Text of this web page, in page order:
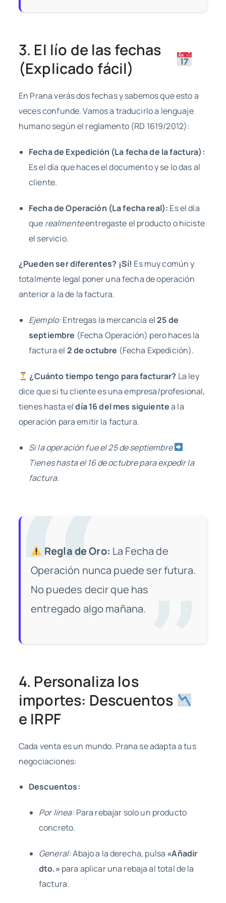
3. El lío de las fechas
(Explicado fácil)
En Prana verás dos fechas y sabemos que esto a
veces confunde. Vamos a traducirlo a lenguaje
humano según el reglamento (RD 1619/2012):
Fecha de Expedición (La fecha de la factura):
Es el día que haces el documento y se lo das al
cliente.
Fecha de Operación (La fecha real): Es el día
que realmenteentregaste el producto o hiciste
el servicio.
¿Pueden ser diferentes? ¡Sí! Es muy común y
totalmente legal poner una fecha de operación
anterior a la de la factura.
Ejemplo:Entregas la mercancía el25 de
septiembre (Fecha Operación) pero haces la
factura el 2 de octubre (Fecha Expedición).
¿Cuánto tiempo tengo para facturar? La ley
dice que si tu cliente es una empresa/profesional,
tienes hasta eldía 16 del mes siguientea la
operación para emitir la factura.
Si la operación fue el 25 de septiembre
Tienes hasta el 16 de octubre para expedir la
factura.
Regla de Oro: La Fecha de
Operación nunca puede ser futura.
No puedes decir que has
entregado algo mañana.
4. Personaliza los
importes: Descuentos
e IRPF
Cada venta es un mundo. Prana se adapta a tus
negociaciones:
Descuentos:
Por línea: Para rebajar solo un producto
concreto.
General:Abajo a la derecha, pulsa «Añadir
dto.» para aplicar una rebaja al total de la
factura.